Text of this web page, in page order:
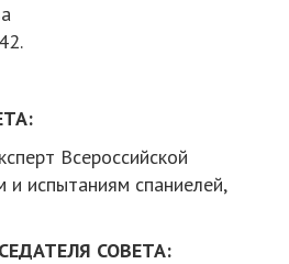
Всероссийской
и испытаниям спаниелей,
СОВЕТА: